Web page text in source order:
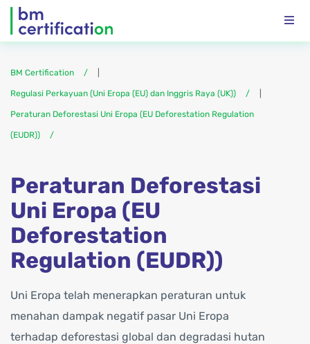
BM Certification
Regulasi Perkayuan (Uni Eropa (EU) dan Inggris Raya (UK))
Peraturan Deforestasi Uni Eropa (EU Deforestation Regulation
(EUDR))
Peraturan Deforestasi
Uni Eropa (EU
Deforestation
Regulation (EUDR))
Uni Eropa telah menerapkan peraturan untuk
menahan dampak negatif pasar Uni Eropa
terhadap deforestasi global dan degradasi hutan